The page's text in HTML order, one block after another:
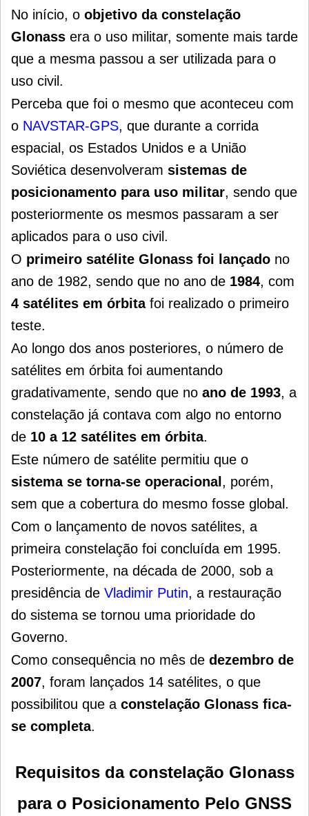
No início, o objetivo da constelação
Glonass era o uso militar, somente mais tarde
que a mesma passou a ser utilizada para o
uso civil.
Perceba que foi o mesmo que aconteceu com
o NAVSTAR-GPS, que durante a corrida
espacial, os Estados Unidos e a União
Soviética desenvolveram sistemas de
posicionamento para uso militar, sendo que
posteriormente os mesmos passaram a ser
aplicados para o uso civil.
O primeiro satélite Glonass foi lançado no
ano de 1982, sendo que no ano de 1984, com
4 satélites em órbitafoi realizado o primeiro
teste.
Ao longo dos anos posteriores, o número de
satélites em órbita foi aumentando
gradativamente, sendo que no ano de 1993, a
constelação já contava com algo no entorno
de 10 a 12 satélites em órbita.
Este número de satélite permitiu que o
sistema se torna-se operacional, porém,
sem que a cobertura do mesmo fosse global.
Com o lançamento de novos satélites, a
primeira constelação foi concluída em 1995.
Posteriormente, na década de 2000, sob a
presidência de Vladimir Putin, a restauração
do sistema se tornou uma prioridade do
Governo.
Como consequência no mês de dezembro de
2007, foram lançados 14 satélites, o que
possibilitou que a constelação Glonass fica-
se completa.
Requisitos da constelação Glonass
para o Posicionamento Pelo GNSS